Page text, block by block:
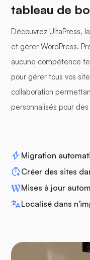
tableau de
Découvrez UltaPress,
et gérer WordPress.
aucune compétence
pour gérer tous vos
collaboration
personnalisés pour
Migration
Créer des sites
Mises à jour
Localisé dans